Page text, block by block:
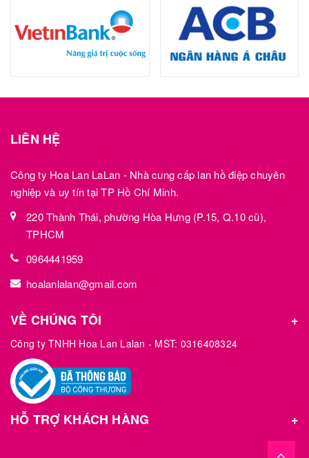
LIÊN HỆ
Công ty Hoa Lan LaLan - Nhà cung cấp lan hồ điệp chuyên
nghiệp và uy tín tại TP Hồ Chí Minh.
220 Thành Thái, phường Hòa Hưng (P.15, Q.10 cũ),
TPHCM
0964441959
hoalanlalan@gmail.com
VỀ CHÚNG TÔI
Công ty TNHH Hoa Lan Lalan - MST: 0316408324
HỖ TRỢ KHÁCH HÀNG